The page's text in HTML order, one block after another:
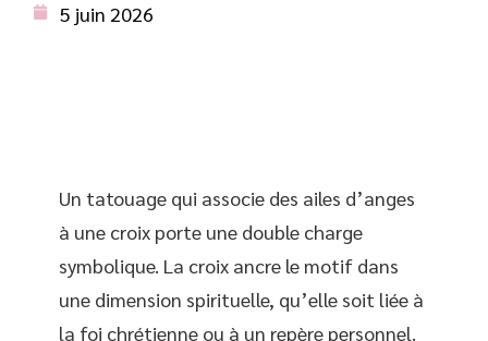
5 juin 2026
Un tatouage qui associe des ailes d’anges
à une croix porte une double charge
symbolique. La croix ancre le motif dans
une dimension spirituelle, qu’elle soit liée à
la foi chrétienne ou à un repère personnel.